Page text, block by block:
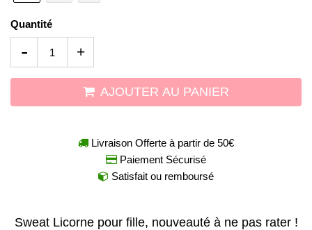
Quantité
+
-
AJOUTER AU PANIER
Livraison Offerte à partir de 50€
Paiement Sécurisé
Satisfait ou remboursé
Sweat Licorne pour fille, nouveauté à ne pas rater !